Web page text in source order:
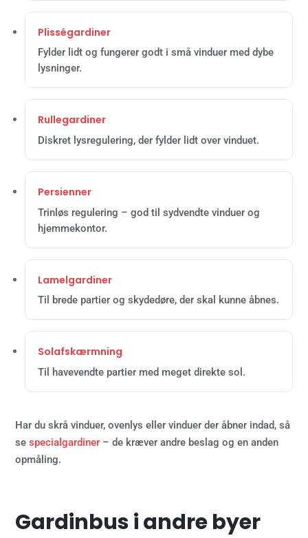
Plisségardiner
Fylder lidt og fungerer godt i små vinduer med dybe
lysninger.
Rullegardiner
Diskret lysregulering, der fylder lidt over vinduet.
Persienner
Trinløs regulering – god til sydvendte vinduer og
hjemmekontor.
Lamelgardiner
Til brede partier og skydedøre, der skal kunne åbnes.
Solafskærmning
Til havevendte partier med meget direkte sol.
Har du skrå vinduer, ovenlys eller vinduer der åbner indad, så
sespecialgardiner – de kræver andre beslag og en anden
opmåling.
Gardinbus i andre byer